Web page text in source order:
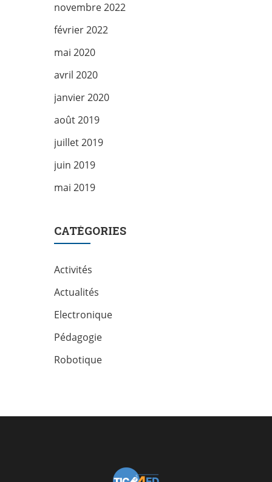
novembre 2022
février 2022
mai 2020
avril 2020
janvier 2020
août 2019
juillet 2019
juin 2019
mai 2019
CATÉGORIES
Activités
Actualités
Electronique
Pédagogie
Robotique